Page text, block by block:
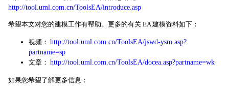
http://tool.uml.com.cn/ToolsEA/introduce.asp
希望本文对您的建模工作有帮助。更多的有关 EA 建模资料如下：
视频： http://tool.uml.com.cn/ToolsEA/jswd-ysm.asp?
partname=sp
文章： http://tool.uml.com.cn/ToolsEA/docea.asp?partname=wk
如果您希望了解更多信息：